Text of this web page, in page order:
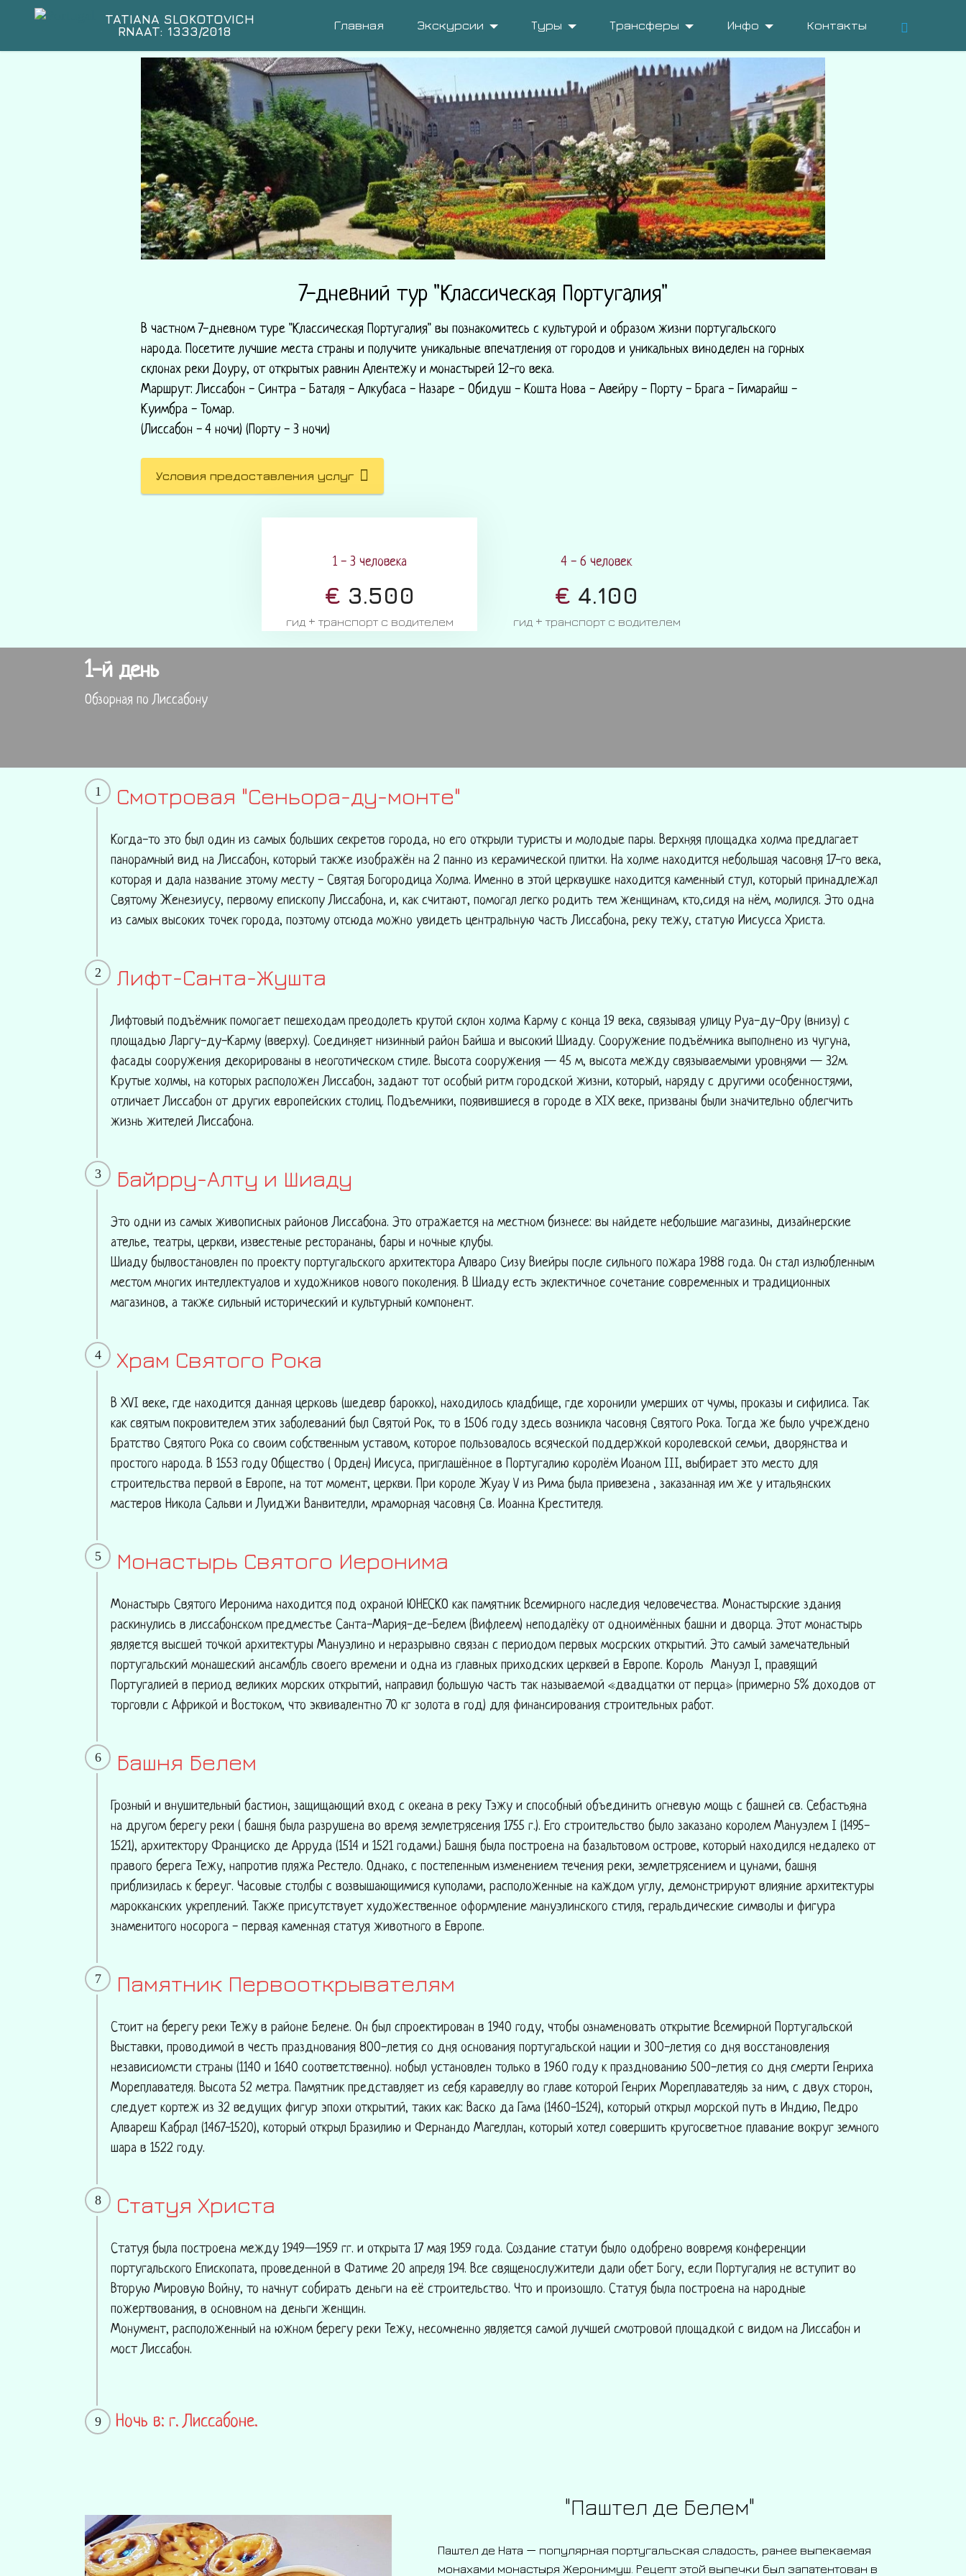
7-дневний тур "Классическая Португалия"
В частном 7-дневном туре "Классическая Португалия" вы познакомитесь с культурой и образом жизни португальского
народа. Посетите лучшие места страны и получите уникальные впечатления от городов и уникальных виноделен на горных
склонах реки Доуру, от открытых равнин Алентежу и монастырей 12-го века.
Маршрут: Лиссабон - Синтра - Баталя - Алкубаса - Назаре - Обидуш - Кошта Нова - Авейру - Порту - Брага - Гимарайш -
Куимбра - Томар.
(Лиссабон - 4 ночи) (Порту - 3 ночи)
Условия предоставления услуг
1 - 3 человека
€ 3.500
гид + транспорт с водителем
4 - 6 человек
€ 4.100
гид + транспорт с водителем
1-й день
Обзорная по Лиссабону
1 Смотровая "Сеньора-ду-монте"
Когда-то это был один из самых больших секретов города, но его открыли туристы и молодые пары. Верхняя площадка холма предлагает
панорамный вид на Лиссабон, который также изображён на 2 панно из керамической плитки. На холме находится небольшая часовня 17-го века,
которая и дала название этому месту - Святая Богородица Холма. Именно в этой церквушке находится каменный стул, который принадлежал
Святому Женезиусу, первому епископу Лиссабона, и, как считают, помогал легко родить тем женщинам, кто,сидя на нём, молился. Это одна
из самых высоких точек города, поэтому отсюда можно увидеть центральную часть Лиссабона, реку тежу, статую Иисусса Христа.
2 Лифт-Санта-Жушта
Лифтовый подъёмник помогает пешеходам преодолеть крутой склон холма Карму с конца 19 века, связывая улицу Руа-ду-Ору (внизу) с
площадью Ларгу-ду-Карму (вверху). Соединяет низинный район Байша и высокий Шиаду. Сооружение подъёмника выполнено из чугуна,
фасады сооружения декорированы в неоготическом стиле. Высота сооружения — 45 м, высота между связываемыми уровнями — 32м.
Крутые холмы, на которых расположен Лиссабон, задают тот особый ритм городской жизни, который, наряду с другими особенностями,
отличает Лиссабон от других европейских столиц. Подъемники, появившиеся в городе в XIX веке, призваны были значительно облегчить
жизнь жителей Лиссабона.
3 Байрру-Алту и Шиаду
Это одни из самых живописных районов Лиссабона. Это отражается на местном бизнесе: вы найдете небольшие магазины, дизайнерские
ателье, театры, церкви, известеные ресторананы, бары и ночные клубы.
Шиаду былвостановлен по проекту португальского архитектора Алваро Сизу Виейры после сильного пожара 1988 года. Он стал излюбленным
местом многих интеллектуалов и художников нового поколения. В Шиаду есть эклектичное сочетание современных и традиционных
магазинов, а также сильный исторический и культурный компонент.
4 Храм Святого Рока
В XVI веке, где находится данная церковь (шедевр барокко), находилось кладбище, где хоронили умерших от чумы, проказы и сифилиса. Так
как святым покровителем этих заболеваний был Святой Рок, то в 1506 году здесь возникла часовня Святого Рока. Тогда же было учреждено
Братство Святого Рока со своим собственным уставом, которое пользовалось всяческой поддержкой королевской семьи, дворянства и
простого народа. В 1553 году Общество ( Орден) Иисуса, приглашённое в Португалию королём Иоаном III, выбирает это место для
строительства первой в Европе, на тот момент, церкви. При короле Жуау V из Рима была привезена , заказанная им же у итальянских
мастеров Никола Сальви и Луиджи Ванвителли, мраморная часовня Св. Иоанна Крестителя.
5 Монастырь Святого Иеронима
Монастырь Святого Иеронима находится под охраной ЮНЕСКО как памятник Всемирного наследия человечества. Монастырские здания
раскинулись в лиссабонском предместье Санта-Мария-де-Белем (Вифлеем) неподалёку от одноимённых башни и дворца. Этот монастырь
является высшей точкой архитектуры Мануэлино и неразрывно связан с периодом первых мосрских открытий. Это самый замечательный
португальский монашеский ансамбль своего времени и одна из главных приходских церквей в Европе. Король Мануэл I, правящий
Португалией в период великих морских открытий, направил большую часть так называемой «двадцатки от перца» (примерно 5% доходов от
торговли с Африкой и Востоком, что эквивалентно 70 кг золота в год) для финансирования строительных работ.
6 Башня Белем
Грозный и внушительный бастион, защищающий вход с океана в реку Тэжу и способный объединить огневую мощь с башней св. Себастьяна
на другом берегу реки ( башня была разрушена во время землетрясения 1755 г.). Его строительство было заказано королем Мануэлем I (1495-
1521), архитектору Франциско де Арруда (1514 и 1521 годами.) Башня была построена на базальтовом острове, который находился недалеко от
правого берега Тежу, напротив пляжа Рестело. Однако, с постепенным изменением течения реки, землетрясением и цунами, башня
приблизилась к береуг. Часовые столбы с возвышающимися куполами, расположенные на каждом углу, демонстрируют влияние архитектуры
марокканских укреплений. Также присутствует художественное оформление мануэлинского стиля, геральдические символы и фигура
знаменитого носорога - первая каменная статуя животного в Европе.
7 Памятник Первооткрывателям
Стоит на берегу реки Тежу в районе Белене. Он был спроектирован в 1940 году, чтобы ознаменовать открытие Всемирной Португальской
Выставки, проводимой в честь празднования 800-летия со дня основания португальской нации и 300-летия со дня восстановления
независиомсти страны (1140 и 1640 соответственно). нобыл установлен только в 1960 году к празднованию 500-летия со дня смерти Генриха
Мореплавателя. Высота 52 метра. Памятник представляет из себя каравеллу во главе которой Генрих Мореплавателяь за ним, с двух сторон,
следует кортеж из 32 ведущих фигур эпохи открытий, таких как: Васко да Гама (1460-1524), который открыл морской путь в Индию, Педро
Алвареш Кабрал (1467-1520), который открыл Бразилию и Фернандо Магеллан, который хотел совершить кругосветное плавание вокруг земного
шара в 1522 году.
8 Статуя Христа
Статуя была построена между 1949—1959 гг. и открыта 17 мая 1959 года. Создание статуи было одобрено вовремя конференции
португальского Епископата, проведенной в Фатиме 20 апреля 194. Все священослужители дали обет Богу, если Португалия не вступит во
Вторую Мировую Войну, то начнут собирать деньги на её строительство. Что и произошло. Статуя была построена на народные
пожертвования, в основном на деньги женщин.
Монумент, расположенный на южном берегу реки Тежу, несомненно является самой лучшей смотровой площадкой с видом на Лиссабон и
мост Лиссабон.
9 Ночь в: г. Лиссабоне.
"Паштел де Белем"
Паштел де Ната — популярная португальская сладость, ранее выпекаемая
монахами монастыря Жеронимуш. Рецепт этой выпечки был запатентован в
TATIANA SLOKOTOVICH
RNAAT: 1333/2018
Главная Экскурсии Туры Трансферы Инфо Контакты